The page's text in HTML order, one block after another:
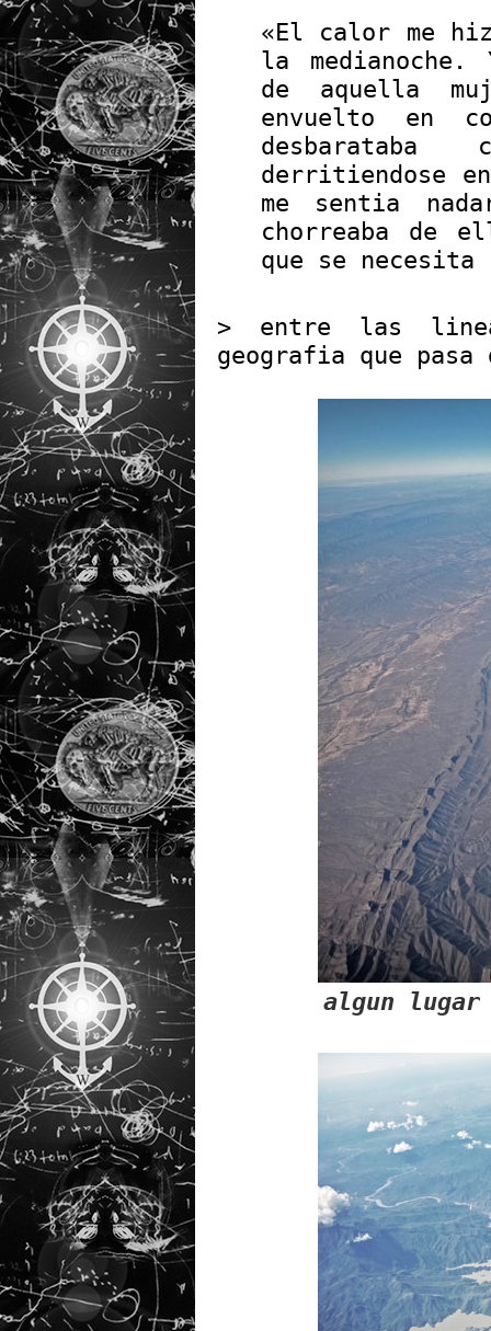
«El calor me
la
de aquella
envuelto en
derritiendose
me sentia
chorreaba de
que se
> entre las
geografia que pasa
algun lugar